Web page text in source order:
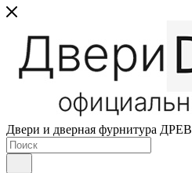
Двери и дверная фурнитура